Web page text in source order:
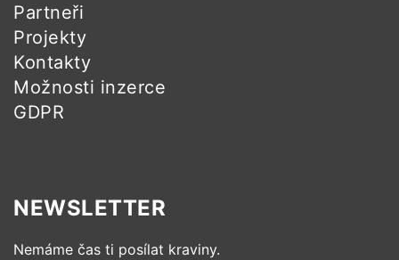
Partneři
Projekty
Kontakty
Možnosti inzerce
GDPR
NEWSLETTER
Nemáme čas ti posílat kraviny.